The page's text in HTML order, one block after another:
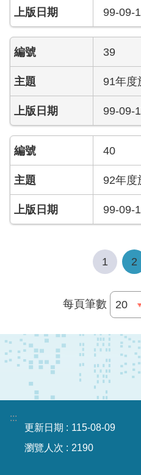
網
站
覽
回
首
English
常
見
答
彙
北
通
隱
私
99-09-
39
91年度
99-09-
40
92年度
99-09-
1 2
每頁筆數
:::
更新日期
115-08-09
瀏覽人次
2190